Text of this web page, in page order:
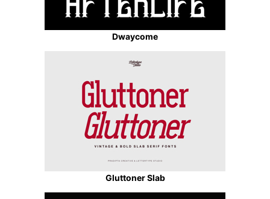
Dwaycome
Gluttoner Slab